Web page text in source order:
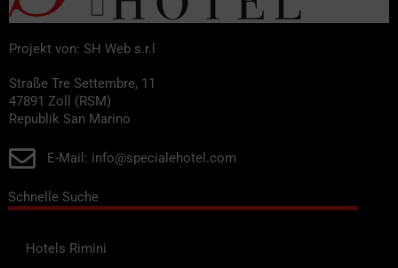
Projekt von: SH Web s.r.l
Straße Tre Settembre, 11
47891 Zoll (RSM)
Republik San Marino
E-Mail: info@specialehotel.com
Schnelle Suche
Hotels Rimini